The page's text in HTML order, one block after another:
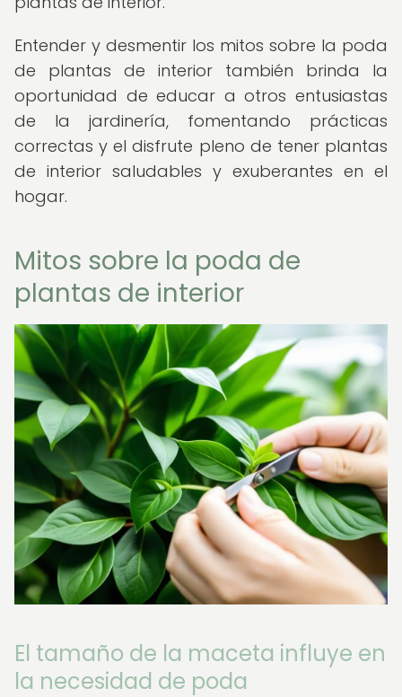
Entender y desmentir los mitos sobre la poda
de plantas de interior también brinda la
oportunidad de educar a otros entusiastas
de la jardinería, fomentando prácticas
correctas y el disfrute pleno de tener plantas
de interior saludables y exuberantes en el
hogar.
Mitos sobre la poda de
plantas de interior
El tamaño de la maceta influye en
la necesidad de poda